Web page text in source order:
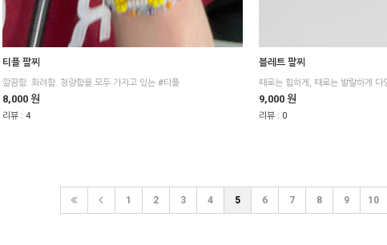
티플 팔찌
깔끔함. 화려함. 청량함을 모두 가지고 있는 #티플
8,000 원
리뷰 : 4
블레트 팔찌
9,000 원
리뷰 : 0
1 2 3 4 5 6 7 8 9 10